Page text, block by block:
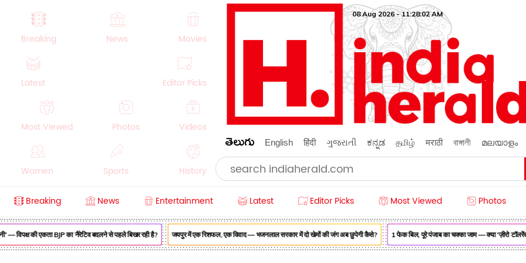
Breaking News Movies
Latest Editor Picks
Most Viewed Photos Videos
Women Sports History
Crime Beauty
08 Aug 2026 - 11:28:04 AM
తెలుగు English हिंदी ગુજરાતી ಕನ್ನಡ தமிழ் मराठी বাঙ্গালী മലയാളം
Breaking News Entertainment Latest Editor Picks Most Viewed Photos
की एकता BJP का नैरेटिव बदलने से पहले बिखर रही है? जयपुर में एक रिशफल, एक विवाद — भजनलाल सरकार में दो खेमों की जंग अब छुपेगी कैसे? 1 फेक बिल, पूरे पंजाब का चक्का जाम — क्या 'ज़ीरो टॉलरेंस'